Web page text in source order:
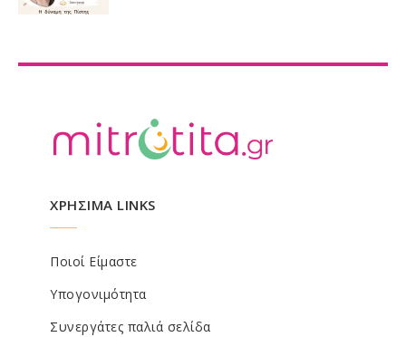
ΧΡΗΣΙΜΑ LINKS
Ποιοί Είμαστε
Υπογονιμότητα
Συνεργάτες παλιά σελίδα